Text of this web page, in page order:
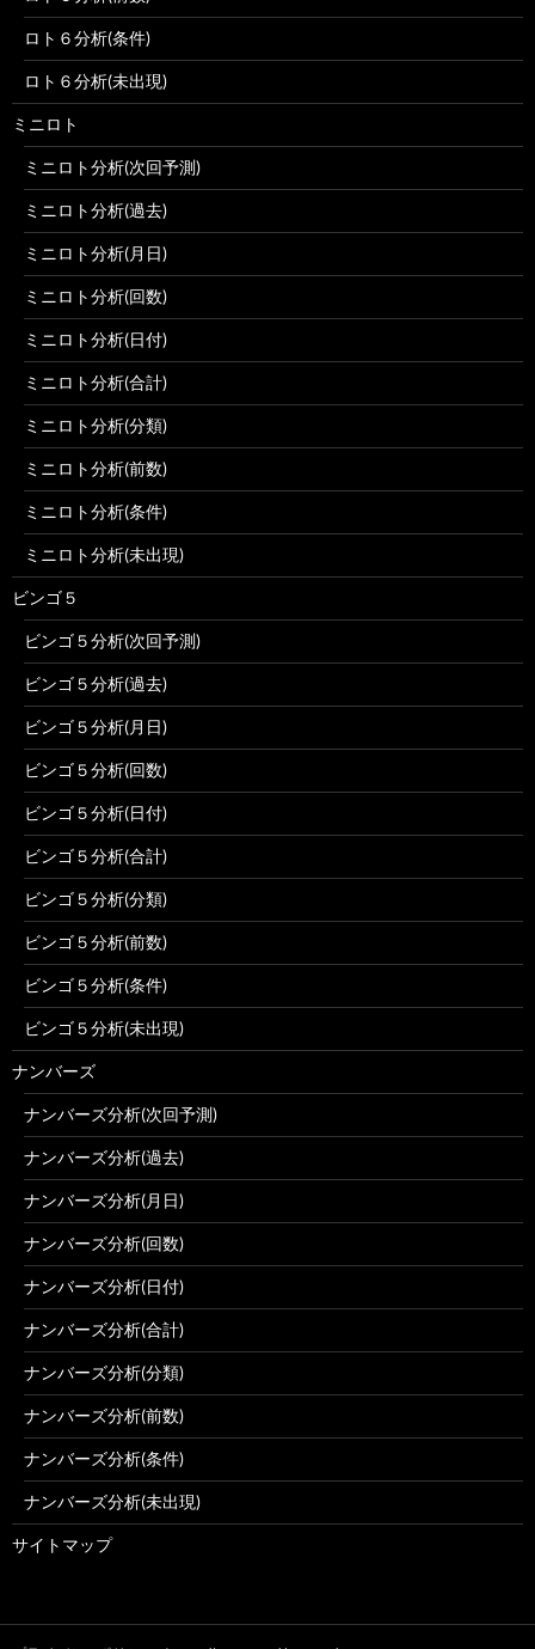
ロト６分析(条件)
ロト６分析(未出現)
ミニロト
ミニロト分析(次回予測)
ミニロト分析(過去)
ミニロト分析(月日)
ミニロト分析(回数)
ミニロト分析(日付)
ミニロト分析(合計)
ミニロト分析(分類)
ミニロト分析(前数)
ミニロト分析(条件)
ミニロト分析(未出現)
ビンゴ５
ビンゴ５分析(次回予測)
ビンゴ５分析(過去)
ビンゴ５分析(月日)
ビンゴ５分析(回数)
ビンゴ５分析(日付)
ビンゴ５分析(合計)
ビンゴ５分析(分類)
ビンゴ５分析(前数)
ビンゴ５分析(条件)
ビンゴ５分析(未出現)
ナンバーズ
ナンバーズ分析(次回予測)
ナンバーズ分析(過去)
ナンバーズ分析(月日)
ナンバーズ分析(回数)
ナンバーズ分析(日付)
ナンバーズ分析(合計)
ナンバーズ分析(分類)
ナンバーズ分析(前数)
ナンバーズ分析(条件)
ナンバーズ分析(未出現)
サイトマップ